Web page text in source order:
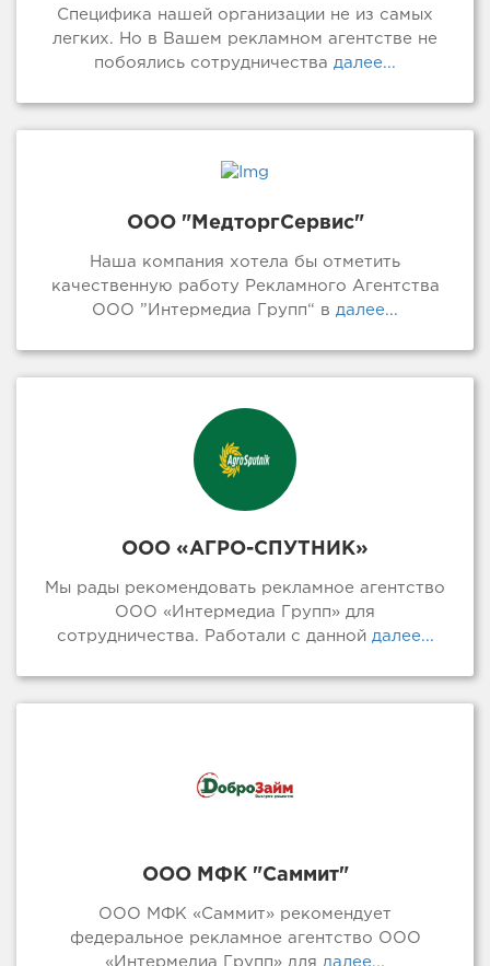
Специфика нашей организации не из самых
легких. Но в Вашем рекламном агентстве не
побоялись сотрудничества далее...
ООО "МедторгСервис"
Наша компания хотела бы отметить
качественную работу Рекламного Агентства
ООО ”Интермедиа Групп“ в далее...
ООО «АГРО-СПУТНИК»
Мы рады рекомендовать рекламное агентство
ООО «Интермедиа Групп» для
сотрудничества. Работали с даннойдалее...
ООО МФК "Саммит"
ООО МФК «Саммит» рекомендует
федеральное рекламное агентство ООО
«Интермедиа Групп» для далее...